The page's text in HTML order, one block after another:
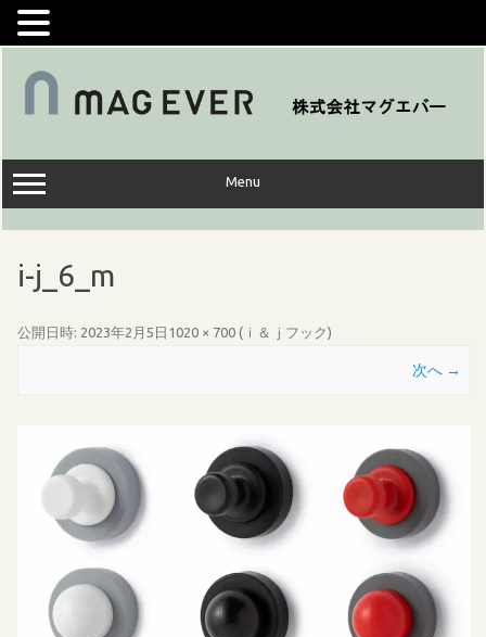
コ
キ
ッ
プ
Menu
i-j_6_m
公開日時: 2023年2月5日 1020 × 700 ( ｉ＆ｊフック)
次へ →